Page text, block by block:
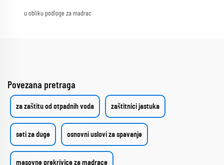
u obliku podloge za madrac
Povezana pretraga
za zaštitu od otpadnih voda zaštitnici jastuka
seti za duge osnovni uslovi za spavanje
masovne prekrivice za madrace